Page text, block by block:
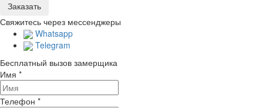
Свяжитесь через мессенджеры
Whatsapp
Telegram
Бесплатный вызов замерщика
Имя *
Телефон *